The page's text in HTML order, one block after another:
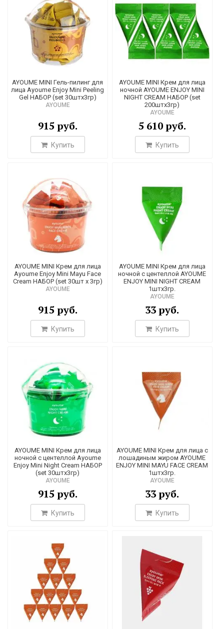
1
2
1
10
1
2
1
31
22
3
48
1
1
5
3
5
19
1
23
1
15
1
4
10
AYOUME MINI Гель-пилинг для
лица Ayoume Enjoy Mini Peeling
Gel НАБОР (set 30штх3гр)
AYOUME
915 руб.
Купить
AYOUME MINI Крем для лица
ночной AYOUME ENJOY MINI
NIGHT CREAM НАБОР (set
200штх3гр)
AYOUME
5 610 руб.
Купить
AYOUME MINI Крем для лица
Ayoume Enjoy Mini Mayu Face
Cream НАБОР (set 30шт х 3гр)
AYOUME
915 руб.
Купить
AYOUME MINI Крем для лица
ночной с центеллой AYOUME
ENJOY MINI NIGHT CREAM
1штх3гр.
AYOUME
33 руб.
Купить
AYOUME MINI Крем для лица
ночной с центеллой Ayoume
Enjoy Mini Night Cream НАБОР
(set 30штх3гр)
AYOUME
915 руб.
Купить
AYOUME MINI Крем для лица с
лошадиным жиром AYOUME
ENJOY MINI MAYU FACE CREAM
1штх3гр.
AYOUME
33 руб.
Купить